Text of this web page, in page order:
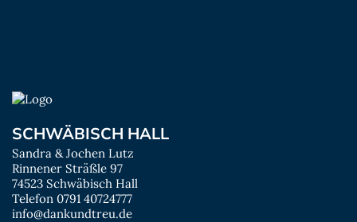
SCHWÄBISCH HALL
Sandra & Jochen Lutz
Rinnener Sträßle 97
74523 Schwäbisch Hall
Telefon 0791 40724777
info@dankundtreu.de